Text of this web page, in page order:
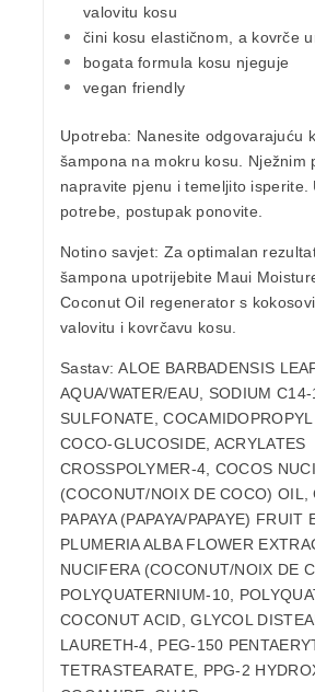
valovitu kosu
čini kosu elastičnom, a kovrče
bogata formula kosu njeguje
vegan friendly
Upotreba: Nanesite odgovarajuću
šampona na mokru kosu. Nježnim
napravite pjenu i temeljito isperite.
potrebe, postupak ponovite.
Notino savjet: Za optimalan
šampona upotrijebite Maui
Coconut Oil regenerator s
valovitu i kovrčavu kosu.
Sastav:ALOE BARBADENSIS
AQUA/WATER/EAU, SODIUM
SULFONATE,COCAMIDOPROPYL
COCO-GLUCOSIDE, ACRYLATES
CROSSPOLYMER-4, COCOS
(COCONUT/NOIX DE COCO) OIL,
PAPAYA (PAPAYA/PAPAYE) FRUIT
PLUMERIA ALBA FLOWER
NUCIFERA (COCONUT/NOIX DE
POLYQUATERNIUM-10,
COCONUT ACID, GLYCOL
LAURETH-4, PEG-150
TETRASTEARATE, PPG-2